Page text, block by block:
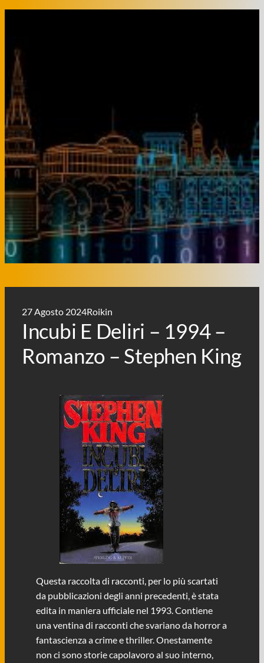
27 Agosto 2024Roikin
Incubi E Deliri – 1994 –
Romanzo – Stephen King
Questa raccolta di racconti, per lo più scartati
da pubblicazioni degli anni precedenti, è stata
edita in maniera ufficiale nel 1993. Contiene
una ventina di racconti che svariano da horror a
fantascienza a crime e thriller. Onestamente
non ci sono storie capolavoro al suo interno,